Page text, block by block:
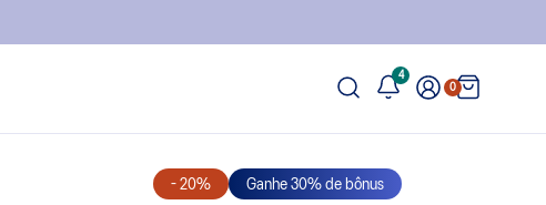
4
0
- 20% Ganhe 30% de bônus